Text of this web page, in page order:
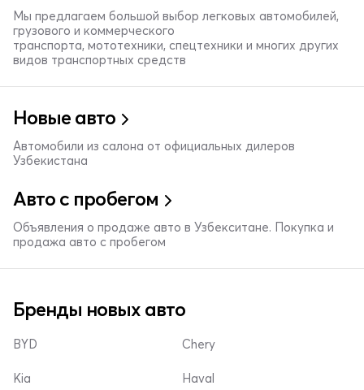
Мы предлагаем большой выбор легковых автомобилей,
грузового и коммерческого
транспорта, мототехники, спецтехники и многих других
видов транспортных средств
Новые авто
Автомобили из салона от официальных дилеров
Узбекистана
Авто с пробегом
Объявления о продаже авто в Узбекситане. Покупка и
продажа авто с пробегом
Бренды новых авто
BYD
Kia
Chery
Haval